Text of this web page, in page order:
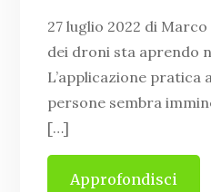
27 luglio 2022 di
dei droni sta aprendo
L’applicazione
persone sembra
[…]
Approfondisci